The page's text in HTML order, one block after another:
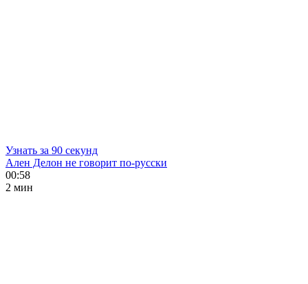
Узнать за 90 секунд
Ален Делон не говорит по-русски
00:58
2 мин